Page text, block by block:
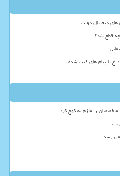
دیجیتال دولت
چه قطع شد؟
تا پیام های غیب شده
متخصصان را ملزم به کوچ کرد
می رسد